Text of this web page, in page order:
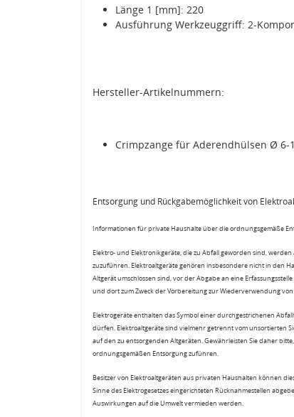
Länge 1 [mm]: 220
Ausführung Werkzeuggriff: 2-
Hersteller-Artikelnummern:
Crimpzange für Aderendhülsen Ø 6-
Entsorgung und Rückgabemöglichkeit von
Informationen für private Haushalte über die ordnungsgemäße
Elektro- und Elektronikgeräte, die zu Abfall geworden sind,
zuzuführen. Elektroaltgeräte gehören insbesondere nicht in den
Altgerät umschlossen sind, vor der Abgabe an eine
und dort zum Zweck der Vorbereitung zur Wiederverwendung
Elektrogeräte enthalten das Symbol einer durchgestrichenen
dürfen. Elektroaltgeräte sind vielmehr getrennt vom unsortierten
auf den zu entsorgenden Altgeräten. Gewährleisten Sie daher
ordnungsgemäßen Entsorgung zuführen.
Besitzer von Elektroaltgeräten aus privaten Haushalten können
Sinne des Elektrogesetzes eingerichteten Rücknahmestellen
Auswirkungen auf die Umwelt vermieden werden.